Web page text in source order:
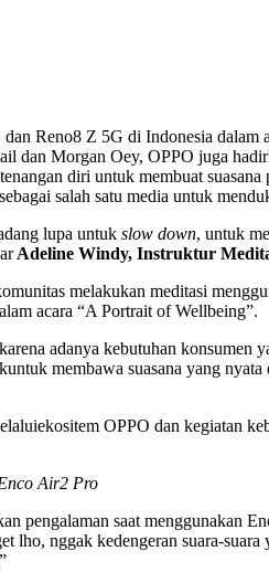
Reno8 Z 5G di Indonesia
dan Morgan Oey, OPPO juga
diri untuk membuat
salah satu media untuk
lupa untuk slow down, untuk
Adeline Windy, Instruktur
melakukan meditasi
acara “A Portrait of Wellbeing”.
adanya kebutuhan konsumen
membawa suasana yang
OPPO dan kegiatan
Air2 Pro
pengalaman saat menggunakan
nggak kedengeran suara-